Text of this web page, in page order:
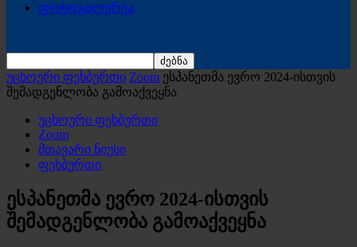
ფოტოგალერეა
უცხოური ფეხბურთი Zoom ესპანეთმა ევრო 2024-ისთვის
შემადგენლობა გამოაქვეყნა
უცხოური ფეხბურთი
Zoom
მთავარი ნიუსი
ფეხბურთი
ესპანეთმა ევრო 2024-ისთვის
შემადგენლობა გამოაქვეყნა